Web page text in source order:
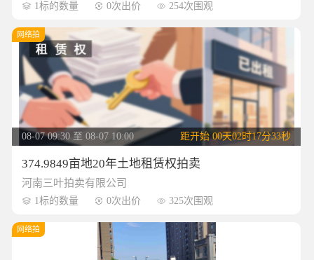
 1标的数量  0次出价  254次围观
网络拍
08-07 09:30 至 08-07 10:00 距开始00天02时17分32秒
374.9849亩地20年土地租赁权拍卖
河南三叶拍卖有限公司
 1标的数量  0次出价  325次围观
网络拍